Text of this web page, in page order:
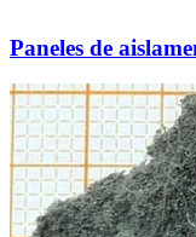
Paneles de